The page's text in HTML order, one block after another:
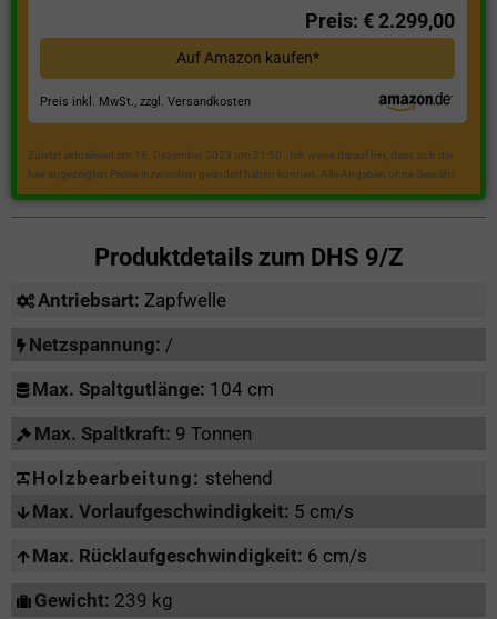
Preis: € 2.299,00
Auf Amazon kaufen*
Preis inkl. MwSt., zzgl. Versandkosten
Zuletzt aktualisiert am 18. Dezember 2023 um 21:50 . Ich weise darauf hin, dass sich die
hier angezeigten Preise inzwischen geändert haben können. Alle Angaben ohne Gewähr.
Produktdetails zum DHS 9/Z
Antriebsart: Zapfwelle
Netzspannung: /
Max. Spaltgutlänge: 104 cm
Max. Spaltkraft: 9 Tonnen
Holzbearbeitung: stehend
Max. Vorlaufgeschwindigkeit: 5 cm/s
Max. Rücklaufgeschwindigkeit: 6 cm/s
Gewicht: 239 kg